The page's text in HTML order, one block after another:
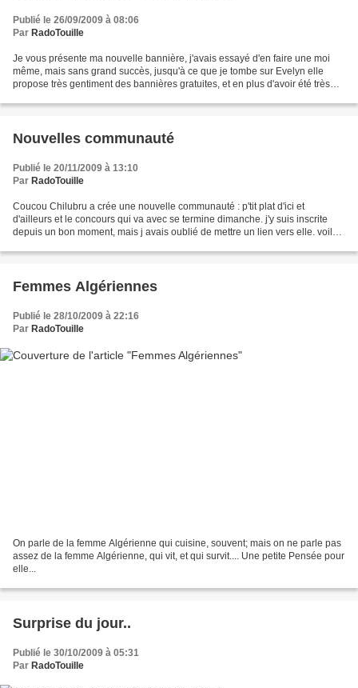
Publié le 26/09/2009 à 08:06
Par RadoTouille
Je vous présente ma nouvelle bannière, j'avais essayé d'en faire une moi
même, mais sans grand succès, jusqu'à ce que je tombe sur Evelyn elle
propose très gentiment des bannières gratuites, et en plus d'avoir été très
Nouvelles communauté
Publié le 20/11/2009 à 13:10
Par RadoTouille
Coucou Chilubru a crée une nouvelle communauté : p'tit plat d'ici et
d'ailleurs et le concours qui va avec se termine dimanche. j'y suis inscrite
depuis un bon moment, mais j avais oublié de mettre un lien vers elle. voila
Femmes Algériennes
Publié le 28/10/2009 à 22:16
Par RadoTouille
On parle de la femme Algérienne qui cuisine, souvent; mais on ne parle pas
assez de la femme Algérienne, qui vit, et qui survit.... Une petite Pensée pour
elle...
Surprise du jour..
Publié le 30/10/2009 à 05:31
Par RadoTouille